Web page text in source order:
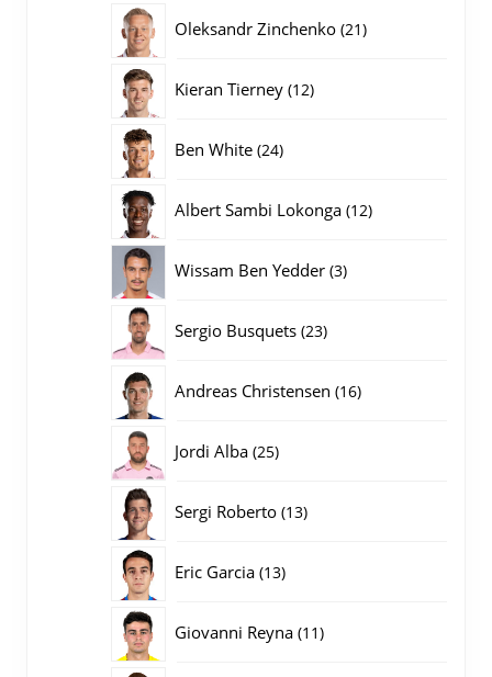
Oleksandr Zinchenko 2121
Kieran Tierney 1212
Ben White 2424
Albert Sambi Lokonga 1212
Wissam Ben Yedder 33
Sergio Busquets 2323
Andreas Christensen 1616
Jordi Alba 2525
Sergi Roberto 1313
Eric Garcia 1313
Giovanni Reyna 1111